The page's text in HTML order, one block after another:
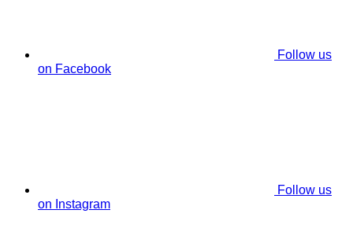
Follow us
on Facebook
Follow us
on Instagram